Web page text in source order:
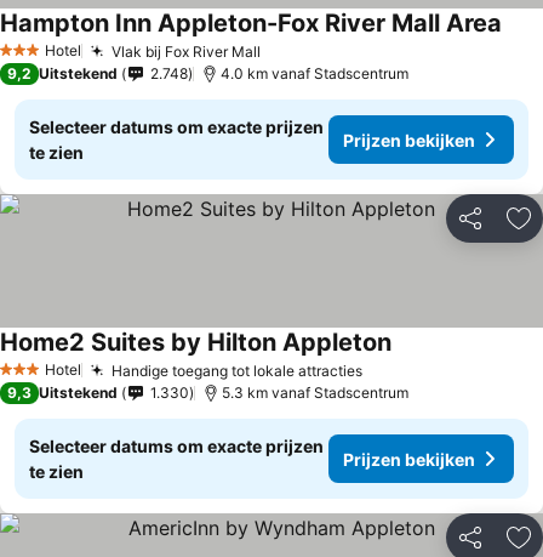
3 SterrenHotel Vlak bij Fox River Mall
Hampton Inn Appleton-Fox River Mall Area
9,2 Uitstekend 2.748 4.0 km vanaf Stadscentrum
Selecteer datums om exacte prijzen
te zien
Prijzen bekijken
Delen
3 SterrenHotel Handige toegang tot lokale attractiesPrijzen bekijken
Home2 Suites by Hilton AppletonPrijzen bekijken
9,3 Uitstekend 1.330 5.3 km vanaf Stadscentrum
Selecteer datums om exacte prijzen
te zien
Prijzen bekijken
Delen